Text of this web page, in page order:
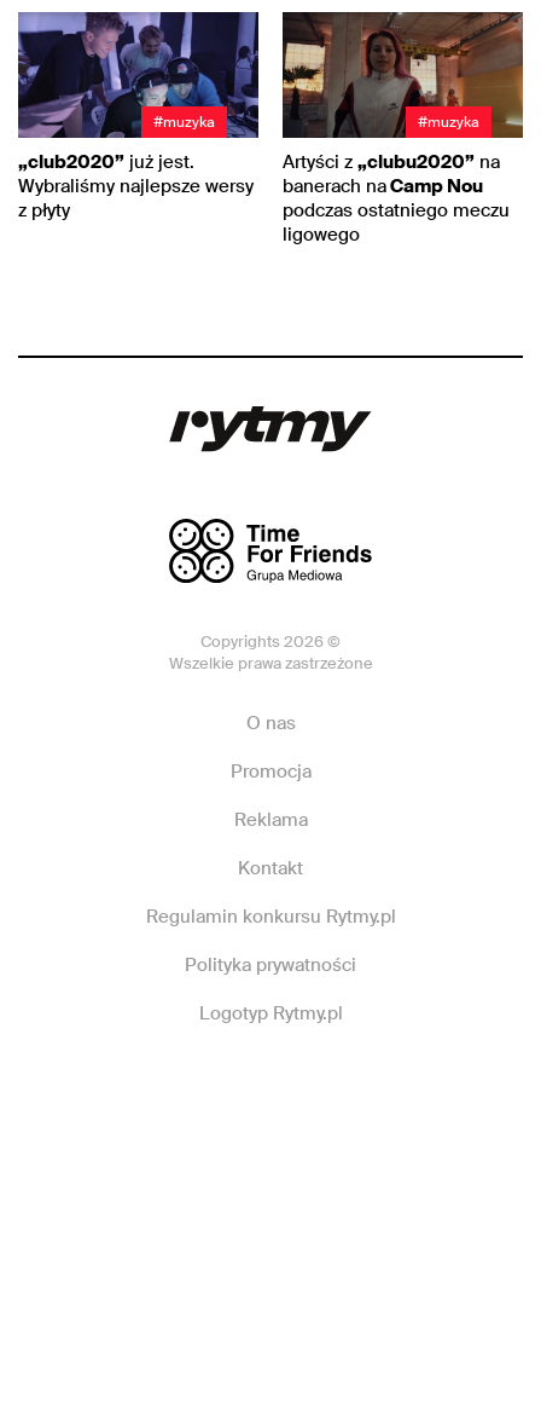
#muzyka
„club2020” już jest.
Wybraliśmy najlepsze wersy
z płyty
#muzyka
Artyści z „clubu2020” na
banerach naCamp Nou
podczas ostatniego meczu
ligowego
Copyrights 2026 ©
Wszelkie prawa zastrzeżone
O nas
Promocja
Reklama
Kontakt
Regulamin konkursu Rytmy.pl
Polityka prywatności
Logotyp Rytmy.pl